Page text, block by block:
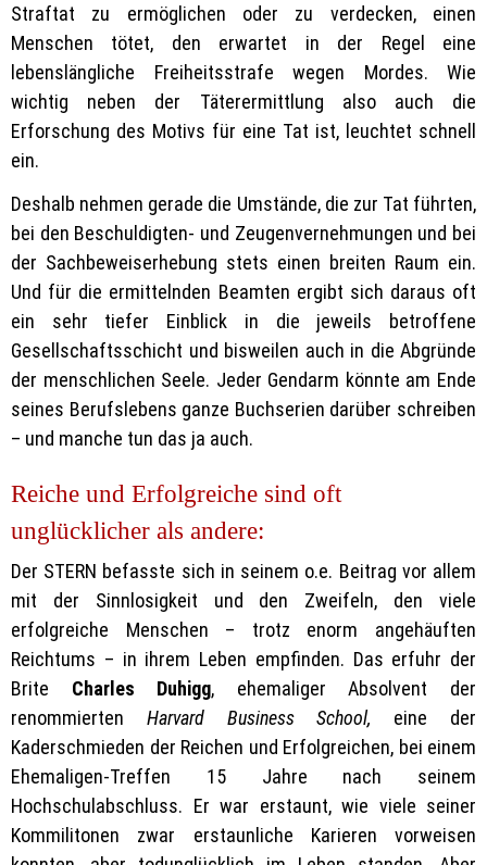
Straftat zu ermöglichen oder zu verdecken, einen
Menschen tötet, den erwartet in der Regel eine
lebenslängliche Freiheitsstrafe wegen Mordes. Wie
wichtig neben der Täterermittlung also auch die
Erforschung des Motivs für eine Tat ist, leuchtet schnell
ein.
Deshalb nehmen gerade die Umstände, die zur Tat führten,
bei den Beschuldigten- und Zeugenvernehmungen und bei
der Sachbeweiserhebung stets einen breiten Raum ein.
Und für die ermittelnden Beamten ergibt sich daraus oft
ein sehr tiefer Einblick in die jeweils betroffene
Gesellschaftsschicht und bisweilen auch in die Abgründe
der menschlichen Seele. Jeder Gendarm könnte am Ende
seines Berufslebens ganze Buchserien darüber schreiben
– und manche tun das ja auch.
Reiche und Erfolgreiche sind oft
unglücklicher als andere:
Der STERN befasste sich in seinem o.e. Beitrag vor allem
mit der Sinnlosigkeit und den Zweifeln, den viele
erfolgreiche Menschen – trotz enorm angehäuften
Reichtums – in ihrem Leben empfinden. Das erfuhr der
Brite Charles Duhigg, ehemaliger Absolvent der
renommierten Harvard Business School, eine der
Kaderschmieden der Reichen und Erfolgreichen, bei einem
Ehemaligen-Treffen 15 Jahre nach seinem
Hochschulabschluss. Er war erstaunt, wie viele seiner
Kommilitonen zwar erstaunliche Karieren vorweisen